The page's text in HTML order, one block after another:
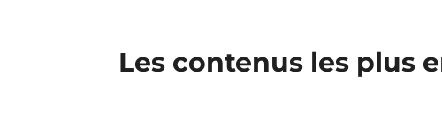
Les contenus les plus